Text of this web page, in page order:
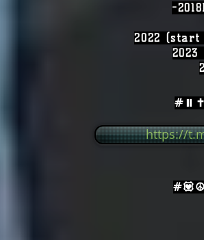
-
2022 (start
2023
https://